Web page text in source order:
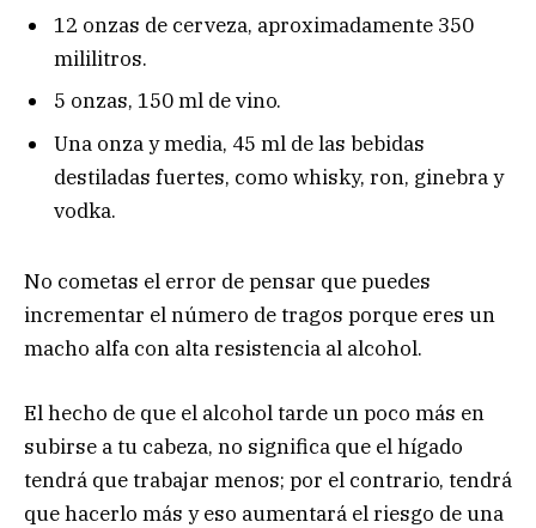
12 onzas de cerveza, aproximadamente 350
mililitros.
5 onzas, 150 ml de vino.
Una onza y media, 45 ml de las bebidas
destiladas fuertes, como whisky, ron, ginebra y
vodka.
No cometas el error de pensar que puedes
incrementar el número de tragos porque eres un
macho alfa con alta resistencia al alcohol.
El hecho de que el alcohol tarde un poco más en
subirse a tu cabeza, no significa que el hígado
tendrá que trabajar menos; por el contrario, tendrá
que hacerlo más y eso aumentará el riesgo de una